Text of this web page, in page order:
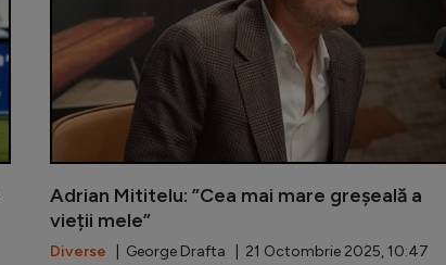
Adrian Mititelu: ”Cea mai mare greșeală a
vieții mele”
Diverse | George Drafta | 21 Octombrie 2025, 10:47